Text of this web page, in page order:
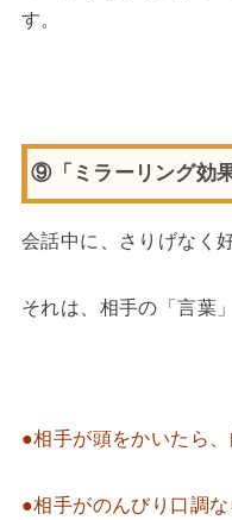
す。
⑨「ミラーリング効
会話中に、さりげなく
それは、相手の「言葉
●相手が頭をかいたら、
●相手がのんびり口調